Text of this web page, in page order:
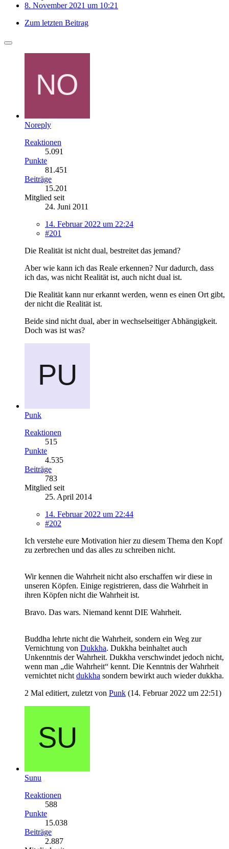
8. November 2021 um 10:21
Zum letzten Beitrag
Noreply
Reaktionen
5.091
Punkte
81.451
Beiträge
15.201
Mitglied seit
24. Juni 2011
14. Februar 2022 um 22:24
#201
Die Realität ist nicht dual, bestreitet das jemand?
Aber wie kann ich das Reale erkennen? Nur dadurch, dass
ich das, was nicht Realität ist, auch nicht dual ist.
Die Realität kann nur erkannt werden, wenn es einen Ort gibt,
der nicht die Realität ist.
Beide sind nicht dual, aber in wechselseitiger Abhängigkeit.
Doch was ist was?
Punk
Reaktionen
515
Punkte
4.535
Beiträge
783
Mitglied seit
25. April 2014
14. Februar 2022 um 22:44
#202
Ich verstehe eure Motivation hier zu diesem Thema den Kopf
zu zerbrechen und das alles zu schreiben nicht.
Wir kennen die Wahrheit nicht also erschaffen wir diese in
unseren Köpfen. Einige registrieren, dass die Wahrheit in
ihren Köpfen nicht die Wahrheit ist.
Bravo. Das wars. Niemand kennt DIE Wahrheit.
Buddha lehrte nicht die Wahrheit, sondern ein Weg zur
Vernichtung von Dukkha. Dukkha beinhaltet auch
Unkenntnis der Wahrheit. Dukkha verschwindet jedoch nicht,
wenn man „die Wahrheit“ kennt. Die Kenntnis der Wahrheit
vernichtet nicht dukkha sondern bewirkt auch wieder dukkha.
2 Mal editiert, zuletzt von Punk (14. Februar 2022 um 22:51)
Sunu
Reaktionen
588
Punkte
15.038
Beiträge
2.887